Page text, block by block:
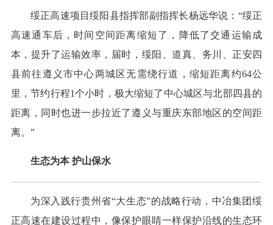
绥正高速项目绥阳县指挥部副指挥长杨远华说：“绥正
高速通车后，时间空间距离缩短了，降低了交通运输成
本，提升了运输效率，届时，绥阳、道真、务川、正安四
县前往遵义市中心两城区无需绕行道，缩短距离约64公
里，节约行程1个小时，极大缩短了中心城区与北部四县的
距离，同时也进一步拉近了遵义与重庆东部地区的空间距
离。”
生态为本 护山保水
为深入践行贵州省“大生态”的战略行动，中冶集团绥
正高速在建设过程中，像保护眼睛一样保护沿线的生态环